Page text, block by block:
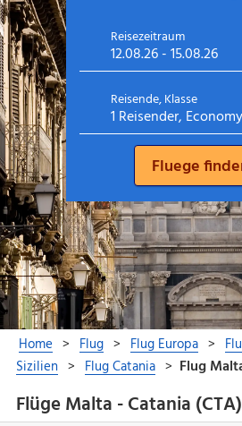
Flüge Malta - Catania (CTA)